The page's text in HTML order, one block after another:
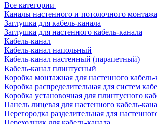
Все категории
Каналы настенного и потолочного монтажа
Заглушка для кабель-канала
Заглушка для настенного кабель-канала
Кабель-канал
Кабель-канал напольный
Кабель-канал настенный (парапетный)
Кабель-канал плинтусный
Коробка монтажная для настенного кабель-
Коробка распределительная для систем
Коробка установочная для плинтусного
Панель лицевая для настенного кабель-
Перегородка разделительная для